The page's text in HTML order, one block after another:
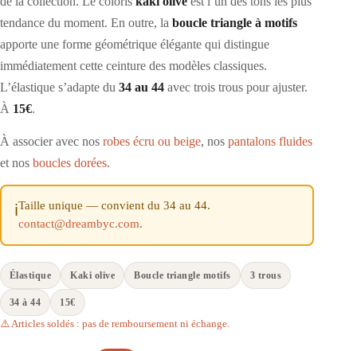
tendance du moment. En outre, la boucle triangle à motifs
apporte une forme géométrique élégante qui distingue
immédiatement cette ceinture des modèles classiques.
L’élastique s’adapte du 34 au 44 avec trois trous pour ajuster.
À 15€.
À associer avec nos robes écru ou beige, nos pantalons fluides
et nos boucles dorées.
ℹ️Taille unique — convient du 34 au 44.
contact@dreambyc.com.
Élastique Kaki olive Boucle triangle motifs 3 trous
34 à 44 15€
⚠️ Articles soldés : pas de remboursement ni échange.